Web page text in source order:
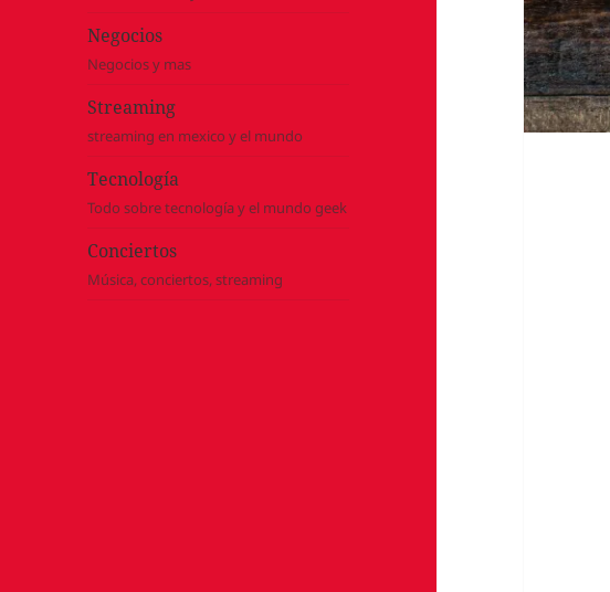
Negocios
Negocios y mas
Streaming
streaming en mexico y el mundo
Tecnología
Todo sobre tecnología y el mundo geek
Conciertos
Música, conciertos, streaming